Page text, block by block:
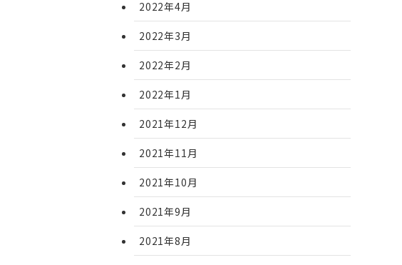
2022年4月
2022年3月
2022年2月
2022年1月
2021年12月
2021年11月
2021年10月
2021年9月
2021年8月